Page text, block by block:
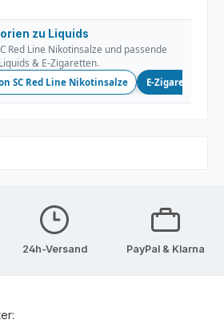
zu Liquids
Red Line Nikotinsalze und passende
& E-Zigaretten.
SC Red Line Nikotinsalze E-Zigaretten
24h-Versand PayPal & Klarna